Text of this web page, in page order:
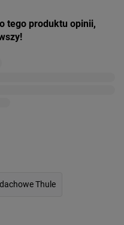
tego produktu opinii,
Thule